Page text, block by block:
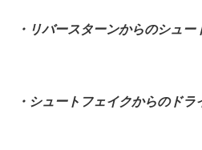
・リバースターンからのシュー
・シュートフェイクからのドラ